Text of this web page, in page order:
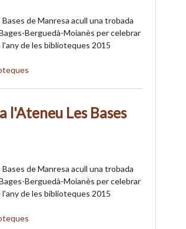
de Manresa acull una trobada
Berguedà-Moianès per celebrar
de les biblioteques 2015
Les Bases
de Manresa acull una trobada
Berguedà-Moianès per celebrar
de les biblioteques 2015